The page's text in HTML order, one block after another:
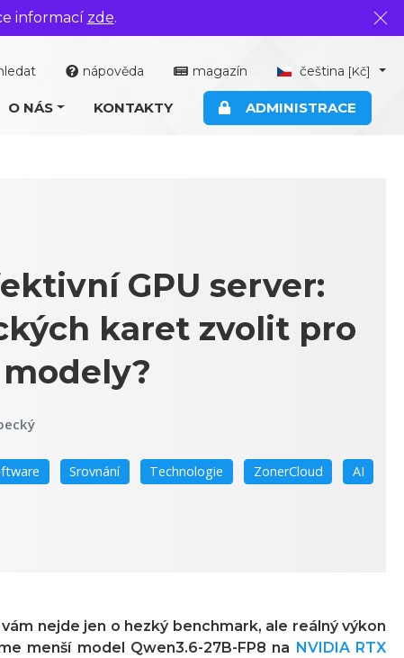
informací zde.
nápověda magazín čeština [Kč]
O NÁS KONTAKTY ADMINISTRACE
GPU server:
karet zvolit pro
Srovnání Technologie ZonerCloud AI
nejde jen o hezký benchmark, ale reálný výkon
menší model Qwen3.6-27B-FP8 na NVIDIA RTX